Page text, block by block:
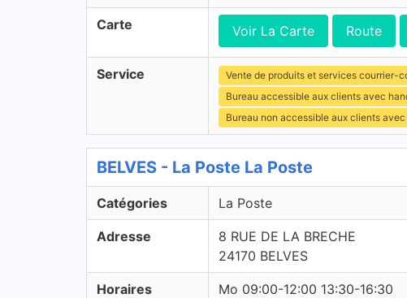
Carte Voir La Carte Route
Service Vente de produits et services courrier-
Bureau accessible aux clients avec
Bureau non accessible aux clients
BELVES - La Poste La Poste
Catégories La Poste
Adresse
8 RUE DE LA BRECHE
24170 BELVES
Horaires
Mo 09:00-12:00 13:30-16:30